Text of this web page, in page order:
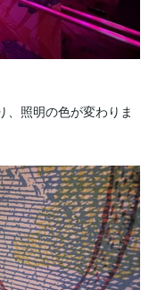
、照明の色が変わりま